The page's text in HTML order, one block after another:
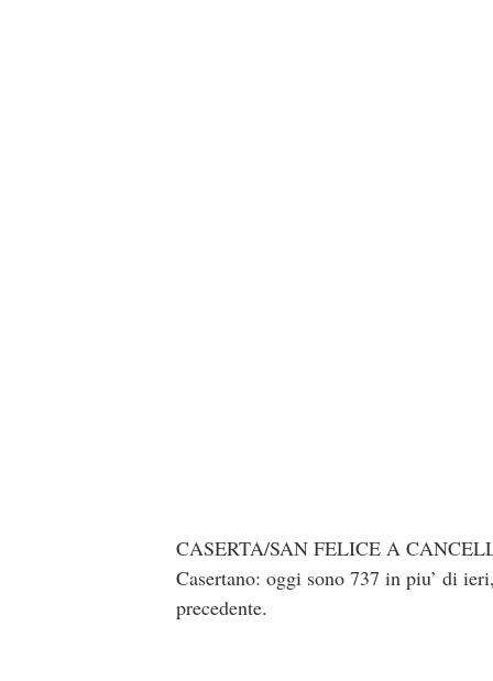
CASERTA/SAN FELICE A
Casertano: oggi sono 737 in piu’ di
precedente.